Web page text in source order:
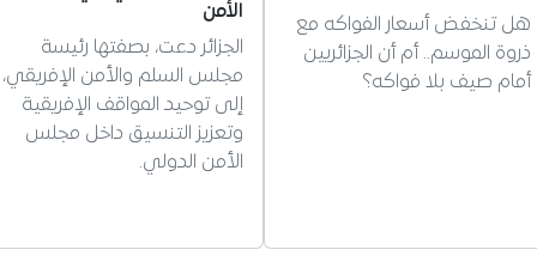
هل تنخفض أسعار الفواكه مع
ذروة الموسم.. أم أن الجزائريين
أمام صيف بلا فواكه؟
الأمن
الجزائر دعت، بصفتها رئيسة
مجلس السلم والأمن الإفريقي،
إلى توحيد المواقف الإفريقية
وتعزيز التنسيق داخل مجلس
الأمن الدولي.